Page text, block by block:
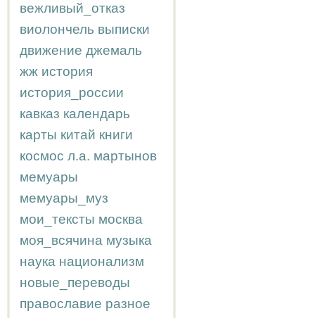
вежливый_отказ
виолончель выписки
движение джемаль
жж история
история_россии
кавказ календарь
карты китай книги
космос л.а. мартынов
мемуары
мемуары_муз
мои_тексты москва
моя_всячина музыка
наука национализм
новые_переводы
православие разное